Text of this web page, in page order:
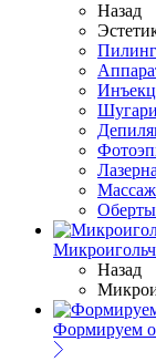
Назад
Пилинг
Массаж
Назад
Формируем